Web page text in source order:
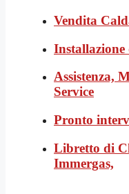
Vendita
Assistenza,
Service
Pronto
Libretto di
Immergas,